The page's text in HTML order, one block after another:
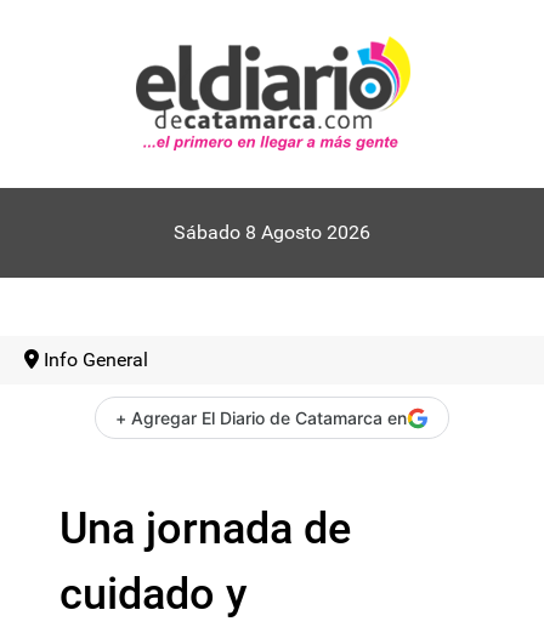
Sábado 8 Agosto 2026
Info General
+ Agregar El Diario de Catamarca en
Una jornada de
cuidado y